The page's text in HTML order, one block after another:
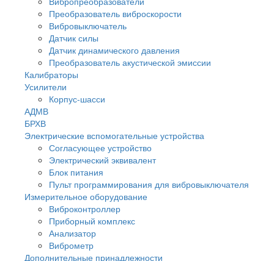
Преобразователь виброскорости
Вибровыключатель
Датчик силы
Датчик динамического давления
Преобразователь акустической эмиссии
Калибраторы
Усилители
Корпус-шасси
АДМВ
БРХВ
Электрические вспомогательные устройства
Согласующее устройство
Электрический эквивалент
Блок питания
Пульт программирования для вибровыключателя
Измерительное оборудование
Виброконтроллер
Приборный комплекс
Анализатор
Виброметр
Дополнительные принадлежности